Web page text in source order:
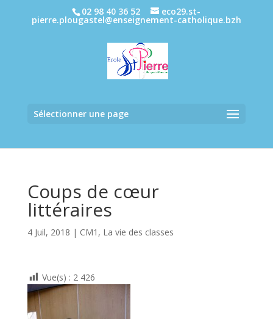
02 98 40 36 52 eco29.st-
pierre.plougastel@enseignement-catholique.bzh
Sélectionner une page
Coups de cœur
littéraires
4 Juil, 2018 | CM1 , La vie des classes
Vue(s) : 2 426